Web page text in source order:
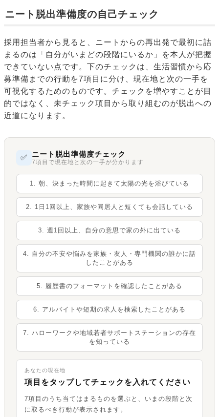
ニート脱出準備度の自己チェック
採用担当者から見ると、ニートからの再出発で最初に詰
まるのは「自分がいまどの段階にいるか」を本人が把握
できていない点です。下のチェックは、生活習慣から応
募準備までの行動を7項目に分け、現在地と次の一手を
可視化するためのものです。チェックを増やすことが目
的ではなく、未チェック項目から取り組むのが脱出への
近道になります。
✅ ニート脱出準備度チェック
7項目で現在地と次の一手が分かります
1. 朝、決まった時間に起きて太陽の光を浴びている
2. 1日1回以上、家族や同居人と短くても会話している
3. 週1回以上、自分の意思で家の外に出ている
4. 自分の不安や悩みを家族・友人・専門機関の誰かに話
したことがある
5. 履歴書のフォーマットを確認したことがある
6. アルバイトや短期の求人を検索したことがある
7. ハローワークや地域若者サポートステーションの存在
を知っている
あなたの現在地
項目をタップしてチェックを入れてください
7項目のうち当てはまるものを選ぶと、いまの段階と次
に取るべき行動が表示されます。